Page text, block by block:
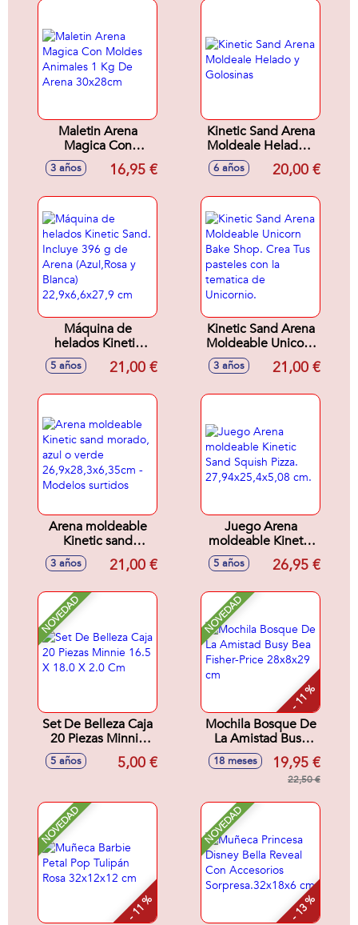
Maletin Arena
Magica Con
Moldes Animales 1
Kg De Arena
3 años 16,95 €
Kinetic Sand Arena
Moldeale Helado y
Golosinas
6 años 20,00 €
Máquina de
helados Kinetic
Sand. Incluye 396 g
de Arena
5 años 21,00 €
Kinetic Sand Arena
Moldeable Unicorn
Bake Shop. Crea
Tus pasteles con la
3 años 21,00 €
Arena moldeable
Kinetic sand
morado, azul o
verde
Modelos surtidos
3 años 21,00 €
Juego Arena
moldeable Kinetic
Sand Squish Pizza.
27,94x25,4x5,08
5 años 26,95 €
NOVEDAD
Set De Belleza Caja
20 Piezas Minnie
16.5 X 18.0 X 2.0
5 años 5,00 €
NOVEDAD
- 11 %
Mochila Bosque De
La Amistad Busy
Bea Fisher-Price
28x8x29 cm
18 meses 19,95 €
22,50 €
NOVEDAD
- 11 %
NOVEDAD
- 13 %